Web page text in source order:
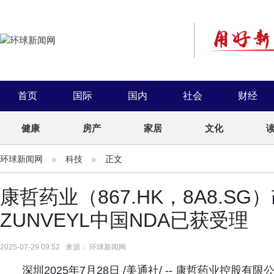
首页 国际 国内 社会 财经
健康 房产 家居 文化
环球新闻网 科技 正文
康哲药业（867.HK，8A8.SG
ZUNVEYL中国NDA已获受理
2025-07-29 09:52 来源： 环球新闻网
深圳2025年7月28日 /美通社/ -- 康哲药业控股有限